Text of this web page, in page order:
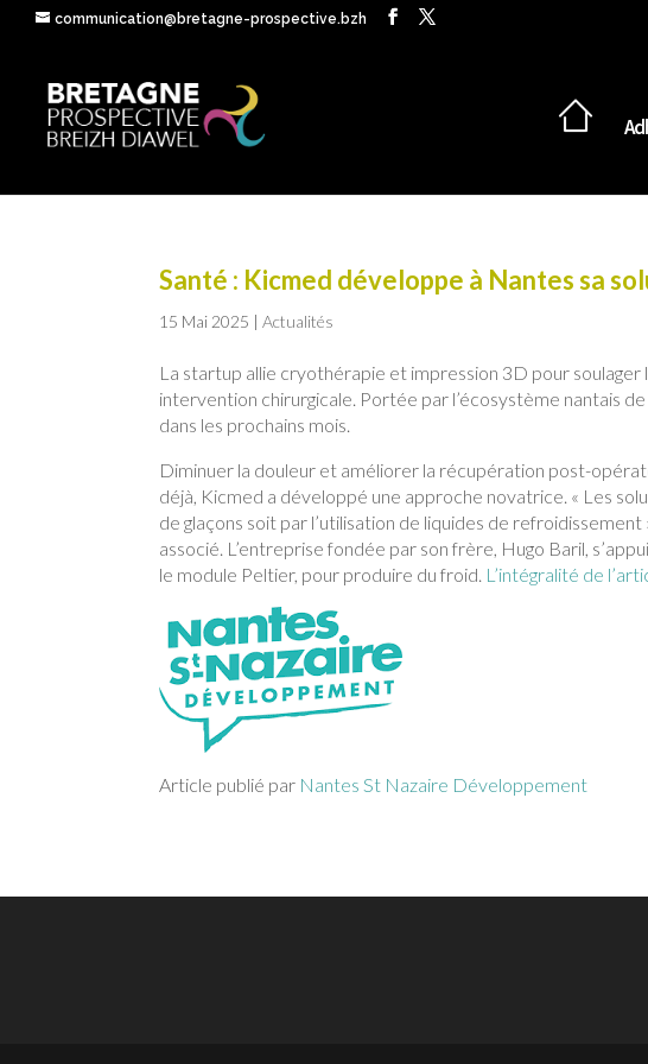
communication@bretagne-prospective.bzh
Santé : Kicmed développe à Nantes sa
15 Mai 2025 |Actualités
La startup allie cryothérapie et impression 3D pour
intervention chirurgicale. Portée par l’écosystème nantais
dans les prochains mois.
Diminuer la douleur et améliorer la récupération post-
déjà, Kicmed a développé une approche novatrice. « Les
de glaçons soit par l’utilisation de liquides de
associé. L’entreprise fondée par son frère, Hugo Baril,
le module Peltier, pour produire du froid. L’intégralité de
Article publié par Nantes St Nazaire Développement